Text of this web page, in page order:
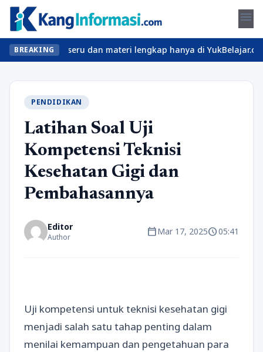
menu
BREAKING
kelas seru dan materi lengkap hanya di YukBelajar.com.
PENDIDIKAN
Latihan Soal Uji
Kompetensi Teknisi
Kesehatan Gigi dan
Pembahasannya
Editor
Author calendar_todayMar 17, 2025schedule05:41
Uji kompetensi untuk teknisi kesehatan gigi
menjadi salah satu tahap penting dalam
menilai kemampuan dan pengetahuan para